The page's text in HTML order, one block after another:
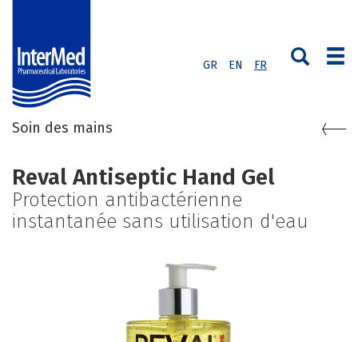
GR EN FR
Soin des mains
Reval Antiseptic Hand Gel
Protection antibactérienne
instantanée sans utilisation d'eau